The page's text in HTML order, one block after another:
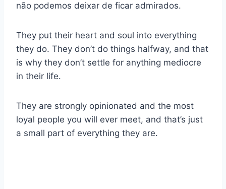
não podemos deixar de ficar admirados.
They put their heart and soul into everything
they do. They don’t do things halfway, and that
is why they don’t settle for anything mediocre
in their life.
They are strongly opinionated and the most
loyal people you will ever meet, and that’s just
a small part of everything they are.